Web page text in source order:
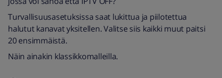
Turvallisuusasetuksissa saat lukittua ja piilotettua
halutut kanavat yksitellen. Valitse siis kaikki muut paitsi
20 ensimmäistä.
Näin ainakin klassikkomalleilla.